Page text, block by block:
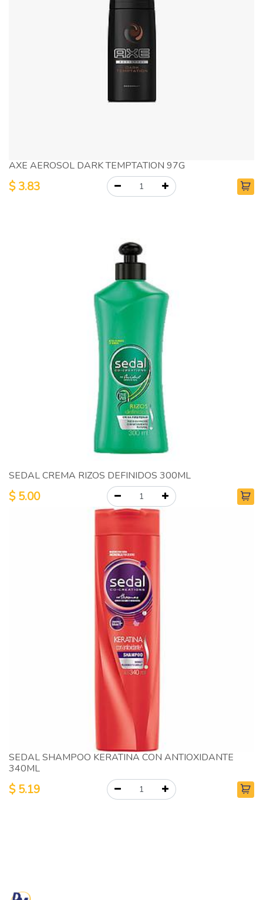
AXE AEROSOL DARK TEMPTATION 97G
$3.83
SEDAL CREMA RIZOS DEFINIDOS 300ML
$5.00
SEDAL SHAMPOO KERATINA CON ANTIOXIDANTE
340ML
$5.19